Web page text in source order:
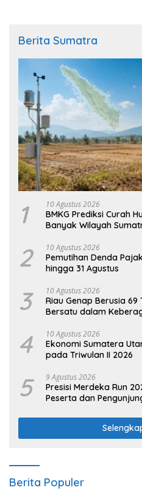
Berita Sumatra
1 10 Agustus 2026
BMKG Prediksi Curah
Banyak Wilayah
2 10 Agustus 2026
Pemutihan Denda
hingga 31 Agustus
3 10 Agustus 2026
Riau Genap Berusia 69
Bersatu dalam
4 10 Agustus 2026
Ekonomi Sumatera
pada Triwulan II 2026
5 9 Agustus 2026
Presisi Merdeka Run
Peserta dan
Berita Populer